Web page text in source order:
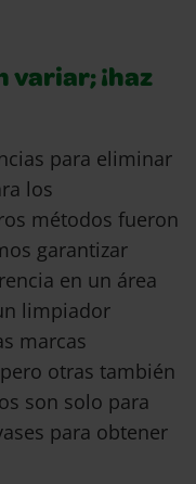
variar; ¡haz
para eliminar
los
métodos fueron
garantizar
en un área
limpiador
marcas
otras también
son solo para
para obtener